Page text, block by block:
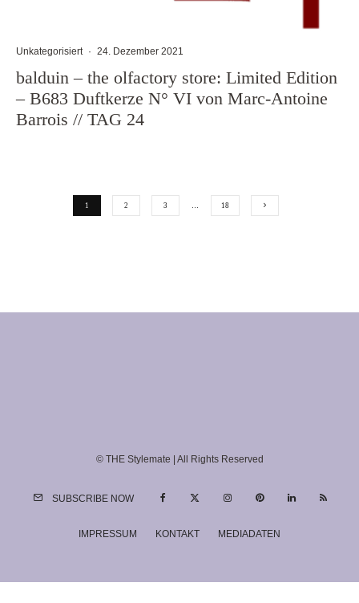
Unkategorisiert · 24. Dezember 2021
balduin – the olfactory store: Limited Edition
– B683 Duftkerze N° VI von Marc-Antoine
Barrois // TAG 24
1 2 3 … 18
© THE Stylemate | All Rights Reserved
SUBSCRIBE NOW
IMPRESSUM KONTAKT MEDIADATEN